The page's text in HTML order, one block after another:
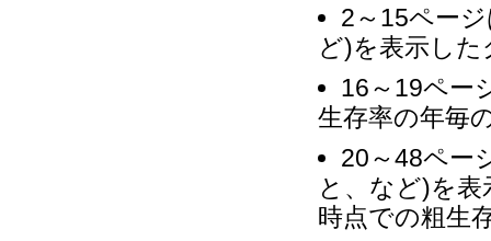
2～15ペー
ど)を表示し
16～19ペー
生存率の年毎
20～48ペー
と、など)を
時点での粗生